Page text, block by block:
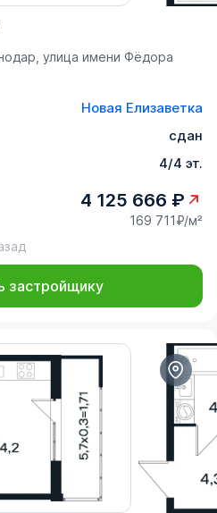
улица имени Фёдора
Новая Елизаветка
сдан
4/4 эт.
4 125 666 ₽
169 711₽/м²
застройщику